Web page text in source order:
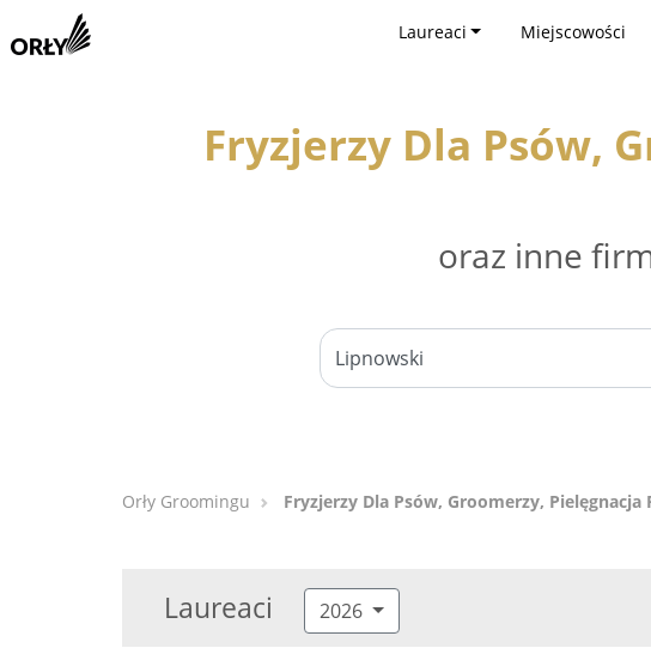
Laureaci Miejscowości
Fryzjerzy Dla Psów,
oraz inne
Orły Groomingu Fryzjerzy Dla Psów, Groomerzy,
Laureaci 2026